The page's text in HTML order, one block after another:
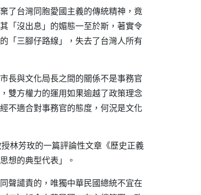
了台灣同胞愛國主義的傳統精神，竟
「沒出息」的媚態一至於斯，著實令
「三腳仔路線」，失去了台灣人所有
長與文化局長之間的關係不是事務官
雙方權力的運用如果逾越了政策理念
不適合對事務官的態度，何況是文化
林芳玫的一篇評論性文章《歷史正義
想的典型代表」。
聲譴責的，唯獨中華民國總統不宜在